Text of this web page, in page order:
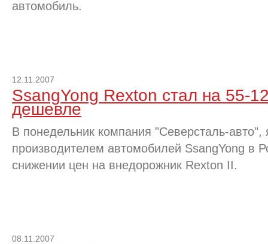
автомобиль.
12.11.2007
SsangYong Rexton стал на 55-
дешевле
В понедельник компания "Северсталь-
производителем автомобилей SsangYong в
снижении цен на внедорожник Rexton II.
08.11.2007